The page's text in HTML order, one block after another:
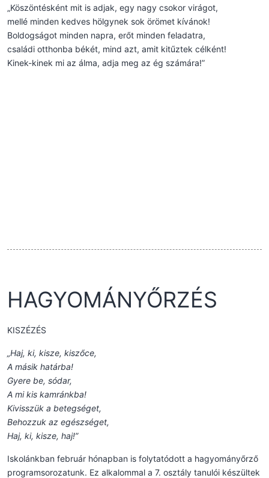
„Köszöntésként mit is adjak, egy nagy csokor virágot,
mellé minden kedves hölgynek sok örömet kívánok!
Boldogságot minden napra, erőt minden feladatra,
családi otthonba békét, mind azt, amit kitűztek célként!
Kinek-kinek mi az álma, adja meg az ég számára!”
HAGYOMÁNYŐRZÉS
KISZÉZÉS
„Haj, ki, kisze, kiszőce,
A másik határba!
Gyere be, sódar,
A mi kis kamránkba!
Kivisszük a betegséget,
Behozzuk az egészséget,
Haj, ki, kisze, haj!”
Iskolánkban február hónapban is folytatódott a hagyományőrző
programsorozatunk. Ez alkalommal a 7. osztály tanulói készültek